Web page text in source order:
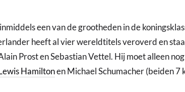
een van de grootheden in de
heeft al vier wereldtitels veroverd en
Prost en Sebastian Vettel. Hij moet alleen
Hamiltonen Michael Schumacher (beiden 7